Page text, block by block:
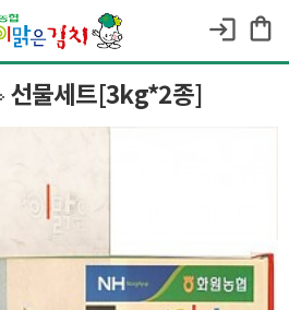
login shopping_bag
선물세트[3kg*2종]